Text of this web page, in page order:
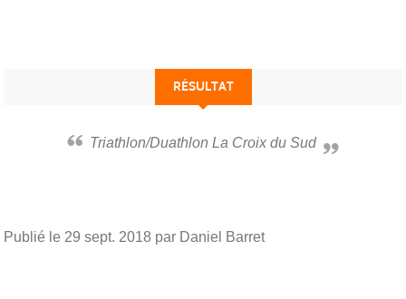
RÉSULTAT
Triathlon/Duathlon La Croix du Sud
Publié le 29 sept. 2018 par Daniel Barret